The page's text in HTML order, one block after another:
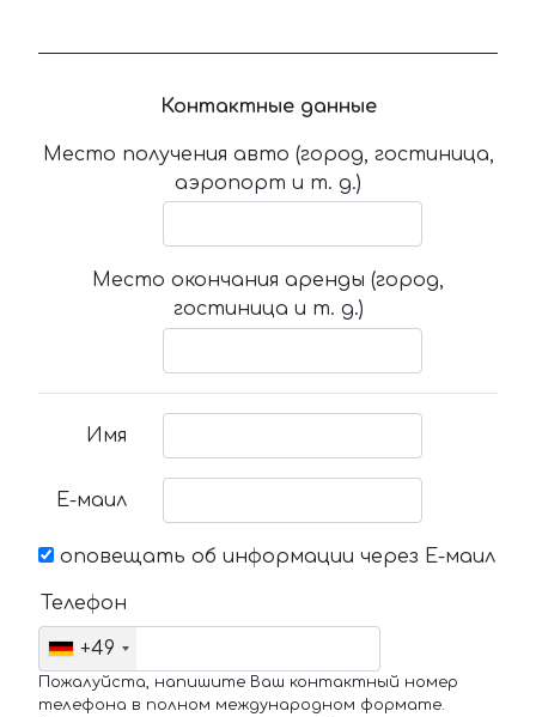
Контактные данные
Место получения авто (город, гостиница,
аэропорт и т. д.)
Место окончания аренды (город,
гостиница и т. д.)
Имя
Е-маил
оповещать об информации через Е-маил
Телефон
+49
Пожалуйста, напишите Ваш контактный номер
телефона в полном международном формате.